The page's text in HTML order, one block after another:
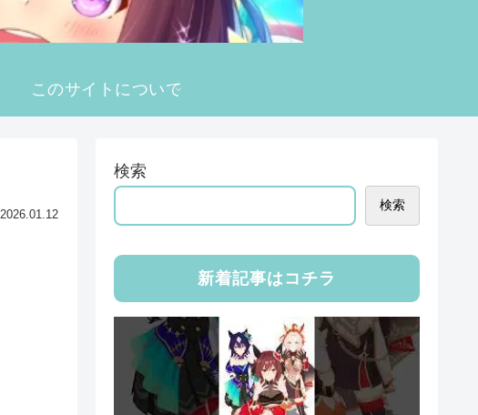
このサイトについて
2026.01.12
検索
検索
新着記事はコチラ